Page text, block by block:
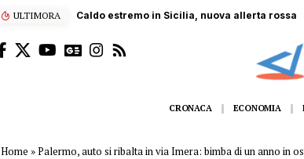
ULTIMORA Caldo estremo in Sicilia, nuova allerta rossa
CRONACA ECONOMIA
Home »Palermo, auto si ribalta in via Imera: bimba di un anno in